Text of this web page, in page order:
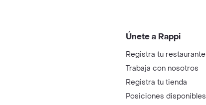
Únete a Rappi
Registra tu restaurante
Trabaja con nosotros
Registra tu tienda
Posiciones disponibles